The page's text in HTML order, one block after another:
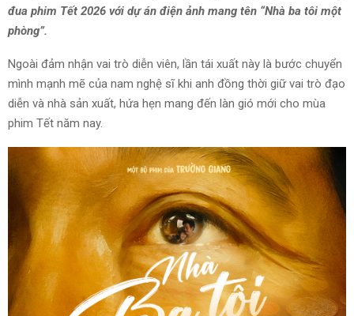
đua phim Tết 2026 với dự án điện ảnh mang tên “Nhà ba tôi một
phòng”.
Ngoài đảm nhận vai trò diễn viên, lần tái xuất này là bước chuyển
mình mạnh mẽ của nam nghệ sĩ khi anh đồng thời giữ vai trò đạo
diễn và nhà sản xuất, hứa hẹn mang đến làn gió mới cho mùa
phim Tết năm nay.